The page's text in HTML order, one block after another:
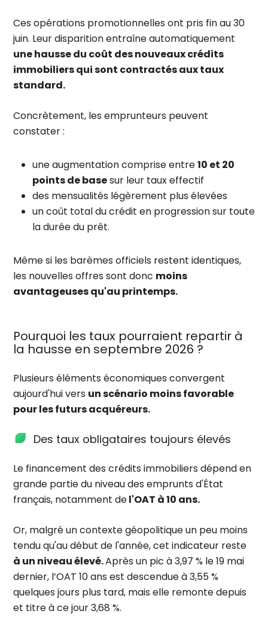
Ces opérations promotionnelles ont pris fin au 30
juin. Leur disparition entraîne automatiquement
une hausse du coût des nouveaux crédits
immobiliers qui sont contractés aux taux
standard.
Concrètement, les emprunteurs peuvent
constater :
une augmentation comprise entre10 et 20
points de basesur leur taux effectif
des mensualités légèrement plus élevées
un coût total du crédit en progression sur toute
la durée du prêt.
Même si les barèmes officiels restent identiques,
les nouvelles offres sont donc moins
avantageuses qu'au printemps.
Pourquoi les taux pourraient repartir à
la hausse en septembre 2026 ?
Plusieurs éléments économiques convergent
aujourd'hui vers un scénario moins favorable
pour les futurs acquéreurs.
Des taux obligataires toujours élevés
Le financement des crédits immobiliers dépend en
grande partie du niveau des emprunts d'État
français, notamment del'OAT à 10 ans.
Or, malgré un contexte géopolitique un peu moins
tendu qu'au début de l'année, cet indicateur reste
à un niveau élevé.Après un pic à 3,97 % le 19 mai
dernier, l’OAT 10 ans est descendue à 3,55 %
quelques jours plus tard, mais elle remonte depuis
et titre à ce jour 3,68 %.